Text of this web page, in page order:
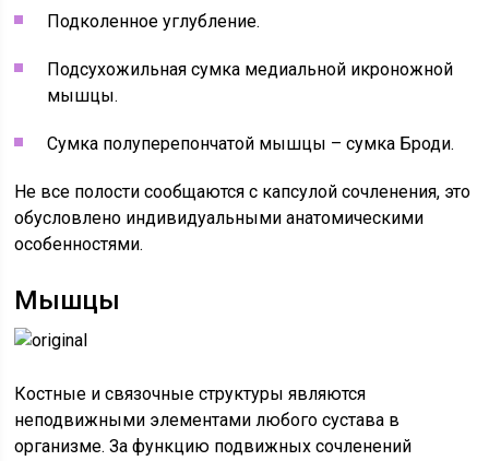
Подколенное углубление.
Подсухожильная сумка медиальной икроножной
мышцы.
Сумка полуперепончатой мышцы – сумка Броди.
Не все полости сообщаются с капсулой сочленения, это
обусловлено индивидуальными анатомическими
особенностями.
Мышцы
Костные и связочные структуры являются
неподвижными элементами любого сустава в
организме. За функцию подвижных сочленений